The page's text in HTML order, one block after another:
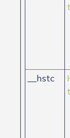
t
__hstc
t